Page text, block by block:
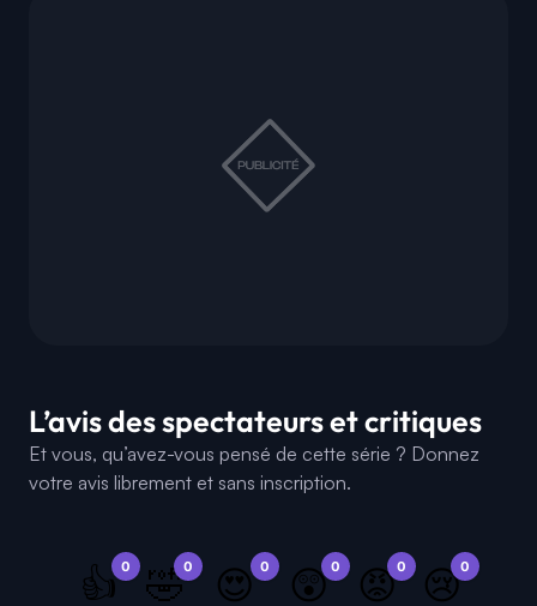
L’avis des spectateurs et critiques
Et vous, qu’avez-vous pensé de cette série ? Donnez
votre avis librement et sans inscription.
0
👍 0
🤣 0
😍 0
😲 0
😡 0
😢